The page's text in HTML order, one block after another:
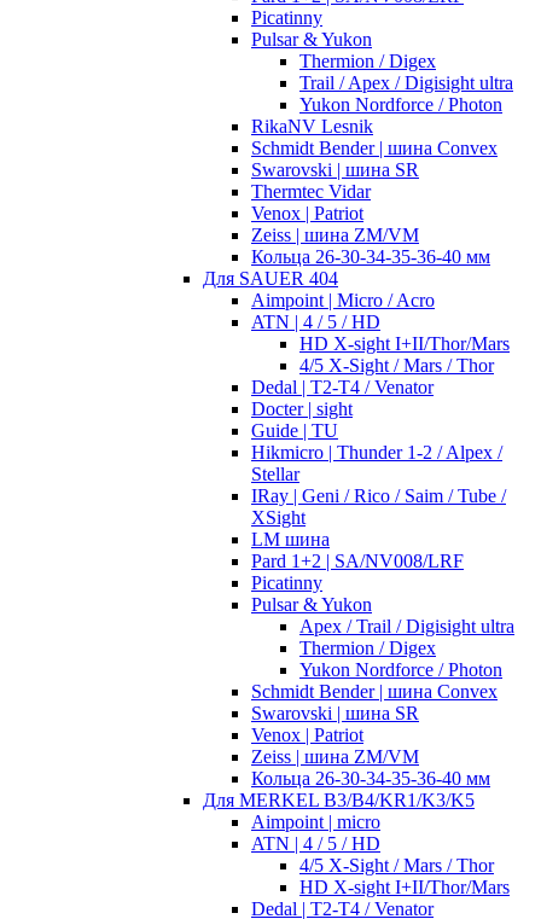
Picatinny
Pulsar & Yukon
Thermion / Digex
Trail / Apex / Digisight ultra
Yukon Nordforce / Photon
RikaNV Lesnik
Schmidt Bender | шина Convex
Swarovski | шина SR
Thermtec Vidar
Venox | Patriot
Zeiss | шина ZM/VM
Кольца 26-30-34-35-36-40 мм
Для SAUER 404
Aimpoint | Micro / Acro
ATN | 4 / 5 / HD
HD X-sight I+II/Thor/Mars
4/5 X-Sight / Mars / Thor
Dedal | T2-T4 / Venator
Docter | sight
Guide | TU
Hikmicro | Thunder 1-2 / Alpex /
Stellar
IRay | Geni / Rico / Saim / Tube /
XSight
LM шина
Pard 1+2 | SA/NV008/LRF
Picatinny
Pulsar & Yukon
Apex / Trail / Digisight ultra
Thermion / Digex
Yukon Nordforce / Photon
Schmidt Bender | шина Convex
Swarovski | шина SR
Venox | Patriot
Zeiss | шина ZM/VM
Кольца 26-30-34-35-36-40 мм
Для MERKEL B3/B4/KR1/K3/K5
Aimpoint | micro
ATN | 4 / 5 / HD
4/5 X-Sight / Mars / Thor
HD X-sight I+II/Thor/Mars
Dedal | T2-T4 / Venator